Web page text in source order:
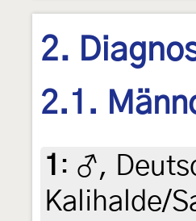
2.
2.1.
1 : ♂,
Kalihalde/